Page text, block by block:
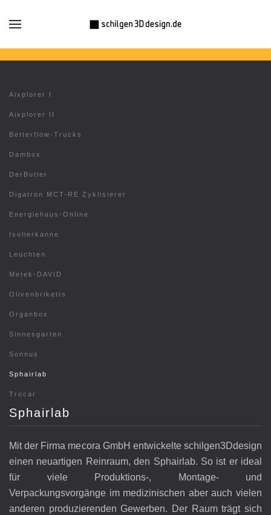
Aixplorer I
Aixplorer II
Betterflow-Trucks
Dambox
DerButler
Digatron MCT-RE Zyklisierer
Energiehaus-Online
Isolierkanne
Leuchten
Metek-DAVID
Olivenbriketts
Organbox
Sinnesgarten
Sonnus
Sphairlab
Trocar
Sphairlab
Mit der Firma mecora GmbH entwickelte schilgen3Ddesign
einen neuartigen Reinraum, den Sphairlab. So ist er ideal
für viele Produktions-, Montage- und
Verpackungsvorgänge im medizinischen aber auch vielen
anderen produzierenden Gewerben. Der Raum trägt sich